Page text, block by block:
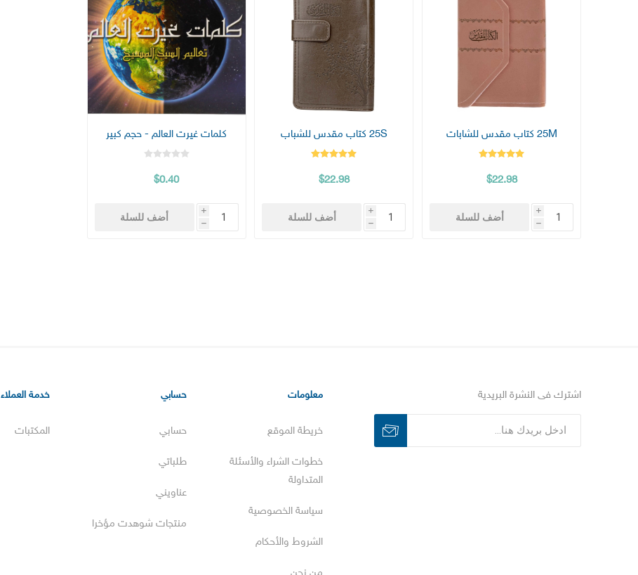
25M كتاب مقدس للشابات
$22.98
i
h
أضف للسلة
25S كتاب مقدس للشباب
$22.98
i
h
أضف للسلة
كلمات غيرت العالم - حجم كبير
$0.40
i
h
أضف للسلة
اشترك فى النشرة البريدية معلومات
خريطة الموقع
خطوات الشراء والأسئلة
المتداولة
سياسة الخصوصية
الشروط والأحكام
حسابي
حسابي
طلباتي
عناويني
منتجات شوهدت مؤخرا
خدمة العملاء
المكتبات